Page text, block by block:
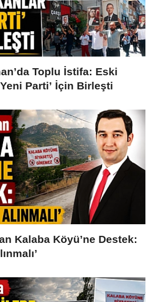
Toplu İstifa: Eski
Parti’ İçin Birleşti
Kalaba Köyü’ne Destek: